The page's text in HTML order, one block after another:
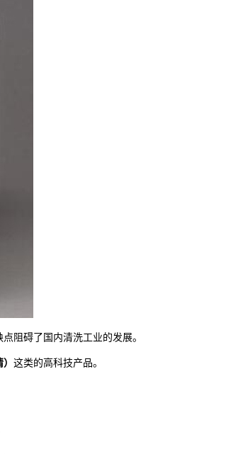
阻碍了国内清洗工业的发展。
这类的高科技产品。